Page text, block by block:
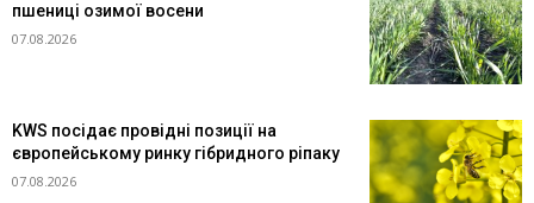
пшениці озимої восени
07.08.2026
KWS посідає провідні позиції на
європейському ринку гібридного ріпаку
07.08.2026